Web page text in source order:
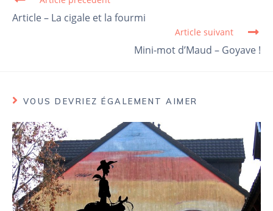
Read more articles
Article – La cigale et la fourmi
Article suivant
Mini-mot d’Maud – Goyave !
VOUS DEVRIEZ ÉGALEMENT AIMER